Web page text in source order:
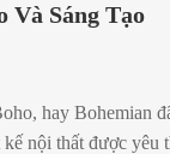
Và Sáng Tạo
hay Bohemian
nội thất được yêu